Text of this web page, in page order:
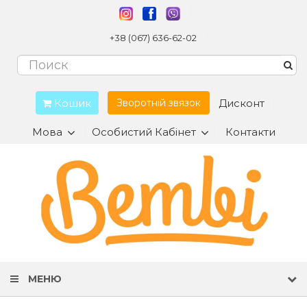
+38 (067) 636-62-02
Кошик Зворотній звязок Дисконт
Мова Особистий Кабінет Контакти
МЕНЮ